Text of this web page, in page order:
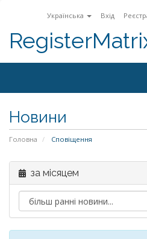
Українська Вхід
Новини
Головна Сповіщення
за місяцем